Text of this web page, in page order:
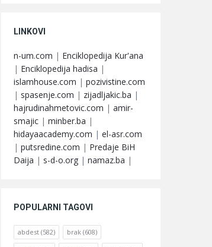
LINKOVI
n-um.com | Enciklopedija Kur'ana
| Enciklopedija hadisa |
islamhouse.com | pozivistine.com
| spasenje.com | zijadljakic.ba |
hajrudinahmetovic.com | amir-
smajic | minber.ba |
hidayaacademy.com | el-asr.com
| putsredine.com | Predaje BiH
Daija | s-d-o.org | namaz.ba |
POPULARNI TAGOVI
abdest (582) brak (608)